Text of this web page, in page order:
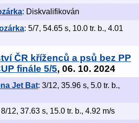
: Diskvalifikován
: 5/7, 54.65 s, 10.0 tr. b., 4.01
ČR kříženců a psů bez PP
finále 5/5, 06. 10. 2024
Jet Bat: 3/12, 35.96 s, 5.0 tr. b.,
8/12, 37.63 s, 15.0 tr. b., 4.92 m/s